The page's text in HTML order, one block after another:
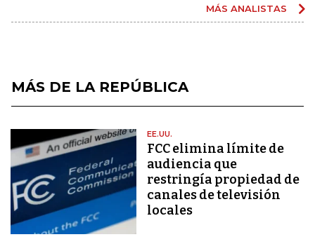
MÁS ANALISTAS
MÁS DE LA REPÚBLICA
EE.UU.
FCC elimina límite de
audiencia que
restringía propiedad de
canales de televisión
locales